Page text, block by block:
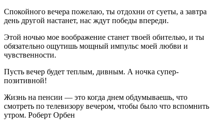
Спокойного вечера пожелаю, ты отдохни от суеты, а завтра
день другой настанет, нас ждут победы впереди.
Этой ночью мое воображение станет твоей обителью, и ты
обязательно ощутишь мощный импульс моей любви и
чувственности.
Пусть вечер будет теплым, дивным. А ночка супер-
позитивной!
Жизнь на пенсии — это когда днем обдумываешь, что
смотреть по телевизору вечером, чтобы было что вспомнить
утром. Роберт Орбен